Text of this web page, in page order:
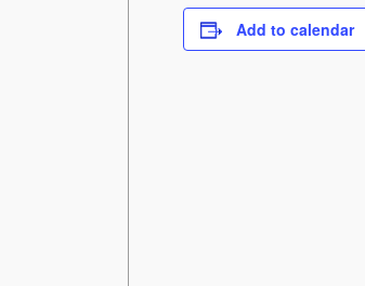
Add to calendar